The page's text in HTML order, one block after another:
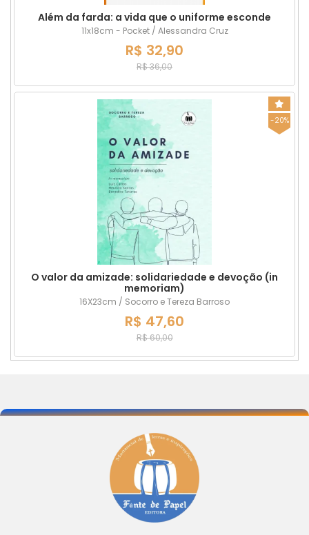
Além da farda: a vida que o uniforme esconde
11x18cm - Pocket / Alessandra Cruz
R$ 32,90
R$ 36,00
-20%
O valor da amizade: solidariedade e devoção (in
memoriam)
16X23cm / Socorro e Tereza Barroso
R$ 47,60
R$ 60,00